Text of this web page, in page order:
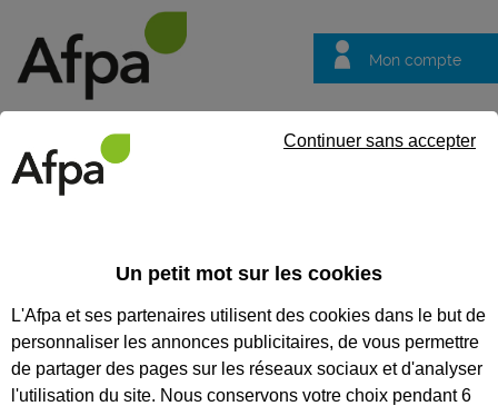
Mon compte
questions
FORMATION À DISTANCE :
GÉRER DES CONTAINERS AVEC
DOCKER
Un petit mot sur les cookies
L'Afpa et ses partenaires utilisent des cookies dans le but de
personnaliser les annonces publicitaires, de vous permettre
de partager des pages sur les réseaux sociaux et d'analyser
l'utilisation du site. Nous conservons votre choix pendant 6
Continuer sans accepter